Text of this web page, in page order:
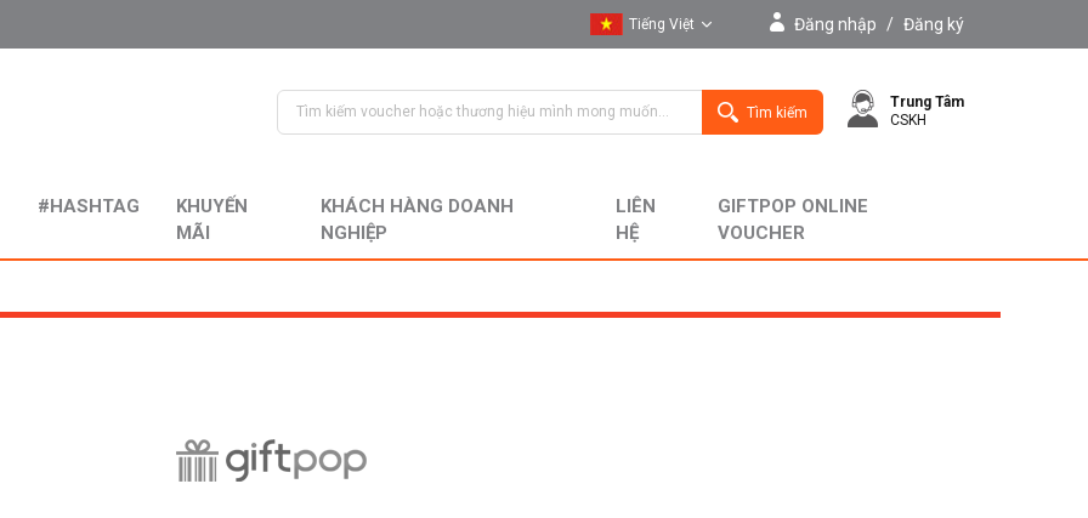
Tiếng Việt
English
Đăng nhập / Đăng ký
Tìm kiếm
Trung Tâm
CSKH
#HASHTAG
KHUYẾN
MÃI
KHÁCH HÀNG DOANH
NGHIỆP
LIÊN
HỆ
GIFTPOP ONLINE
VOUCHER